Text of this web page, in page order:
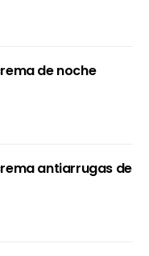
de noche
antiarrugas de